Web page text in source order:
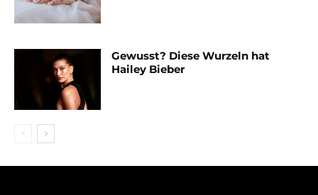
Gewusst? Diese Wurzeln hat
Hailey Bieber